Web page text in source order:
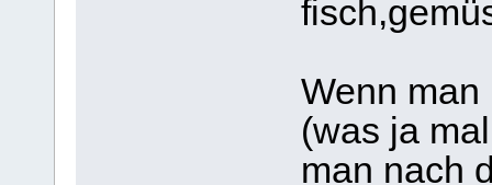
Wenn
(was ja
man nach